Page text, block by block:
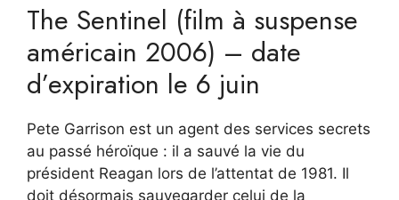
The Sentinel (film à suspense
américain 2006) – date
d’expiration le 6 juin
Pete Garrison est un agent des services secrets
au passé héroïque : il a sauvé la vie du
président Reagan lors de l’attentat de 1981. Il
doit désormais sauvegarder celui de la